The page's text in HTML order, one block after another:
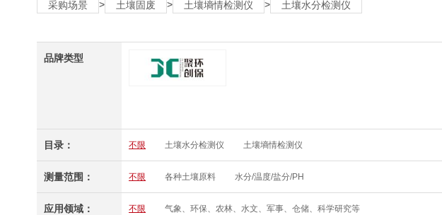
采购场景 > 土壤固废 > 土壤墒情检测仪 > 土壤水分检测仪
品牌类型
目录： 不限 土壤水分检测仪 土壤墒情检测仪
测量范围： 不限 各种土壤原料 水分/温度/盐分/PH
应用领域： 不限 气象、环保、农林、水文、军事、仓储、科学研究等